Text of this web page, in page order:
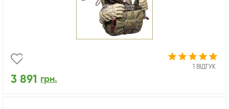
1 ВІДГУК
3 891 грн.